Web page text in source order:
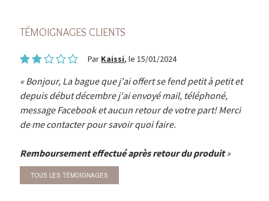
TÉMOIGNAGES CLIENTS
Par Kaissi, le 15/01/2024
Bonjour, La bague que j'ai offert se fend petit à petit et
depuis début décembre j'ai envoyé mail, téléphoné,
message Facebook et aucun retour de votre part! Merci
de me contacter pour savoir quoi faire.
Remboursement effectué après retour du produit
TOUS LES TÉMOIGNAGES